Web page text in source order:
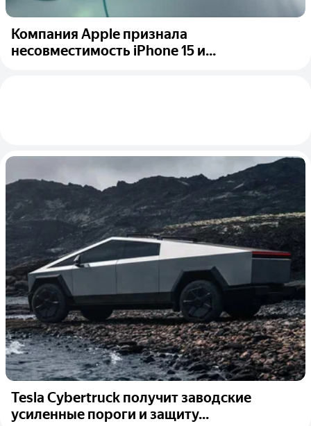
Компания Apple признала
несовместимость iPhone 15 и...
Tesla Cybertruck получит заводские
усиленные пороги и защиту...